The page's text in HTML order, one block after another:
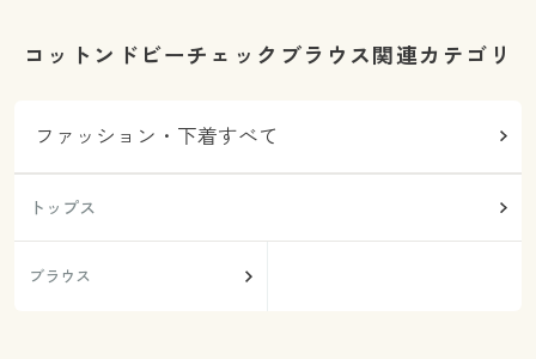
コットンドビーチェックブラウス関連カテゴリ
ファッション・下着すべて
トップス
ブラウス